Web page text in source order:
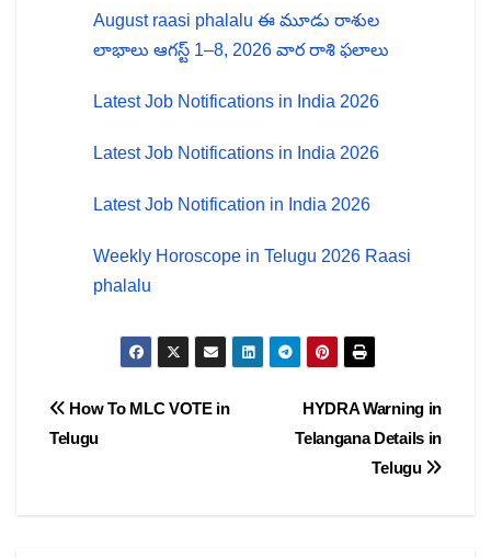
August raasi phalalu ఈ మూడు రాశుల
లాభాలు ఆగస్ట్ 1–8, 2026 వార రాశి ఫలాలు
Latest Job Notifications in India 2026
Latest Job Notifications in India 2026
Latest Job Notification in India 2026
Weekly Horoscope in Telugu 2026 Raasi
phalalu
Post
navigation
HYDRA Warning in
Telangana Details in
Telugu
How To MLC VOTE in
Telugu